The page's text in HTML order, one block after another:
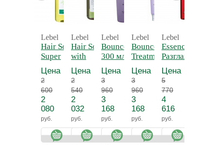
Lebel
Hair Soap
Super
Cool 200
мл -
Шампунь
Супер
холодный
апельсин
Цена
2
600
2
080
руб.
Lebel
Hair Soap
with
Seaweed
240 мл -
Шампунь
Морские
водоросли
Цена
2
540
2
032
руб.
Lebel
Bounce Fit Shampoo
300 мл -
Восстанавливающий
шампунь
Цена
3
960
3
168
руб.
Lebel
Bounce Fit
Treatment Plus 250
мл -
Восстанавливающая
маска Плюс
Цена
3
960
3
168
руб.
Lebel
Essence Sleek -
масло
Цена
5
770
4
616
руб.